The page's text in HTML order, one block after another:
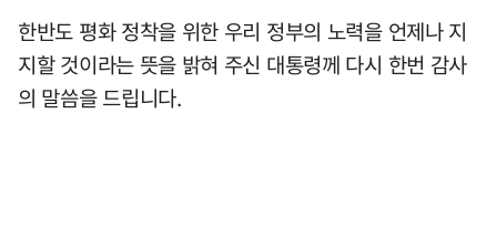
한반도 평화 정착을 위한 우리 정부의 노력을 언제나 지
지할 것이라는 뜻을 밝혀 주신 대통령께 다시 한번 감사
의 말씀을 드립니다.